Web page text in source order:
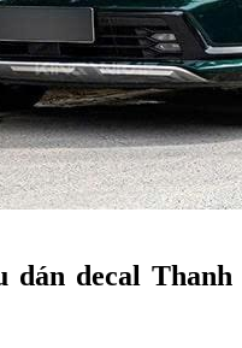
dán decal Thanh